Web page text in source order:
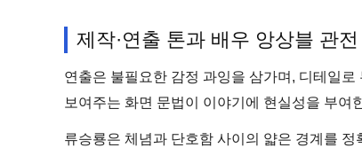
제작·연출 톤과 배우 앙상블 관
연출은 불필요한 감정 과잉을 삼가며, 디테일
보여주는 화면 문법이 이야기에 현실성을 부
류승룡은 체념과 단호함 사이의 얇은 경계를